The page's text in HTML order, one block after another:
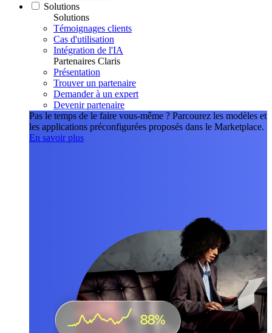
Solutions
Solutions
Témoignages clients
Cas d'utilisation
Intégration de l'IA
Partenaires Claris
Présentation
Trouver un partenaire
Demander à un expert
Devenir partenaire
Pas le temps de le faire vous-même ? Parcourez les modèles et
les applications préconfigurées proposés dans le Marketplace.
En savoir plus